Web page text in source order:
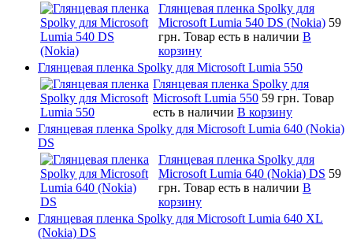
Глянцевая пленка Spolky для
Microsoft Lumia 540 DS (Nokia) 59
грн. Товар есть в наличии В
корзину
Глянцевая пленка Spolky для Microsoft Lumia 550
Глянцевая пленка Spolky для
Microsoft Lumia 550 59 грн. Товар
есть в наличии В корзину
Глянцевая пленка Spolky для Microsoft Lumia 640 (Nokia)
DS
Глянцевая пленка Spolky для
Microsoft Lumia 640 (Nokia) DS 59
грн. Товар есть в наличии В
корзину
Глянцевая пленка Spolky для Microsoft Lumia 640 XL
(Nokia) DS